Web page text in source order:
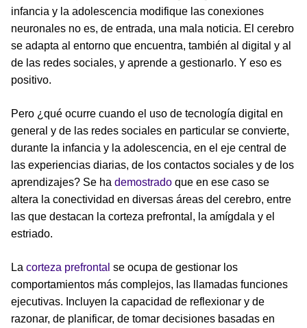
infancia y la adolescencia modifique las conexiones
neuronales no es, de entrada, una mala noticia. El cerebro
se adapta al entorno que encuentra, también al digital y al
de las redes sociales, y aprende a gestionarlo. Y eso es
positivo.
Pero ¿qué ocurre cuando el uso de tecnología digital en
general y de las redes sociales en particular se convierte,
durante la infancia y la adolescencia, en el eje central de
las experiencias diarias, de los contactos sociales y de los
aprendizajes? Se ha demostrado que en ese caso se
altera la conectividad en diversas áreas del cerebro, entre
las que destacan la corteza prefrontal, la amígdala y el
estriado.
La corteza prefrontal se ocupa de gestionar los
comportamientos más complejos, las llamadas funciones
ejecutivas. Incluyen la capacidad de reflexionar y de
razonar, de planificar, de tomar decisiones basadas en